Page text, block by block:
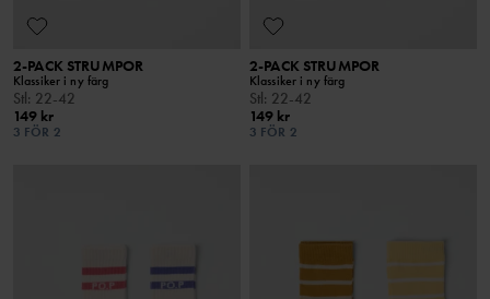
2-PACK STRUMPOR
Klassiker i ny färg
Stl : 22-42
149 kr
3 FÖR 2
2-PACK STRUMPOR
Klassiker i ny färg
Stl : 22-42
149 kr
3 FÖR 2